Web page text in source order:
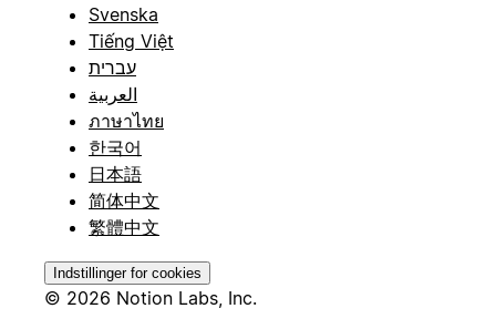
Svenska
Tiếng Việt
עברית
العربية
ภาษาไทย
한국어
日本語
简体中文
繁體中文
Indstillinger for cookies
© 2026 Notion Labs, Inc.